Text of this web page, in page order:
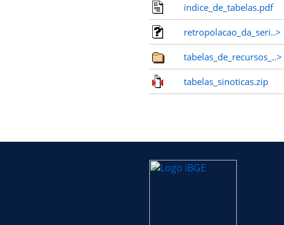
indice_de_tabelas.pdf
retropolacao_da_seri..>
tabelas_de_recursos_..>
tabelas_sinoticas.zip